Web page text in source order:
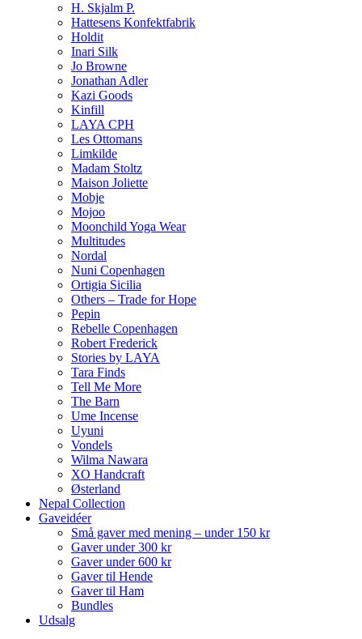
H. Skjalm P.
Hattesens Konfektfabrik
Holdit
Inari Silk
Jo Browne
Jonathan Adler
Kazi Goods
Kinfill
LAYA CPH
Les Ottomans
Limkilde
Madam Stoltz
Maison Joliette
Mobje
Mojoo
Moonchild Yoga Wear
Multitudes
Nordal
Nuni Copenhagen
Ortigia Sicilia
Others – Trade for Hope
Pepin
Rebelle Copenhagen
Robert Frederick
Stories by LAYA
Tara Finds
Tell Me More
The Barn
Ume Incense
Uyuni
Vondels
Wilma Nawara
XO Handcraft
Østerland
Nepal Collection
Gaveidéer
Små gaver med mening – under 150 kr
Gaver under 300 kr
Gaver under 600 kr
Gaver til Hende
Gaver til Ham
Bundles
Udsalg